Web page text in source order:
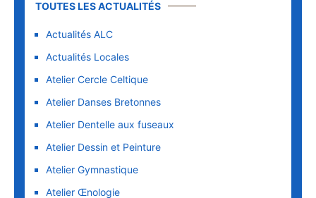
TOUTES LES ACTUALITÉS
Actualités ALC
Actualités Locales
Atelier Cercle Celtique
Atelier Danses Bretonnes
Atelier Dentelle aux fuseaux
Atelier Dessin et Peinture
Atelier Gymnastique
Atelier Œnologie